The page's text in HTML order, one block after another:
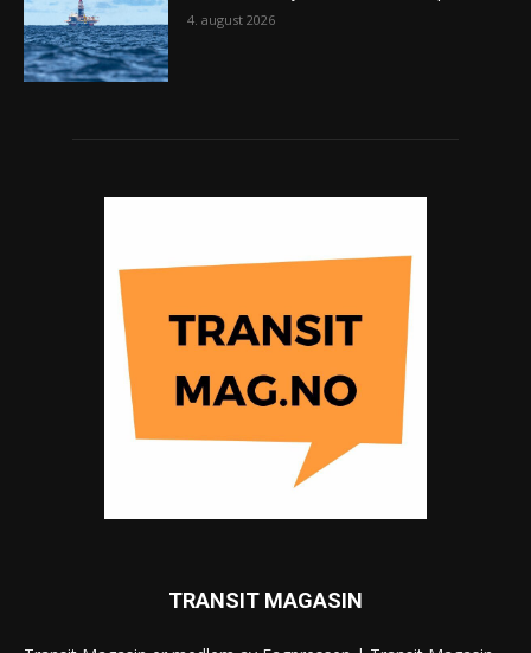
4. august 2026
TRANSIT MAGASIN